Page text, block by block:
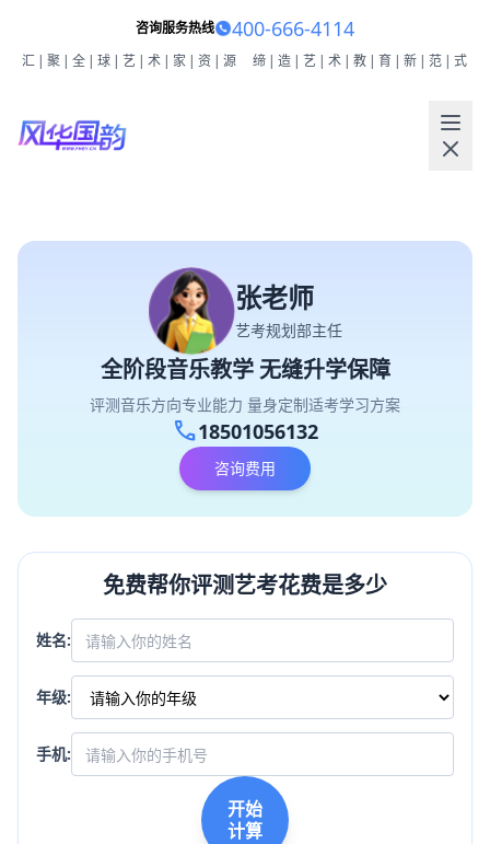
咨询服务热线 400-666-4114
汇|聚|全|球|艺|术|家|资|源 缔|造|艺|术|教|育|新|范|式
张老师
艺考规划部主任
全阶段音乐教学 无缝升学保障
评测音乐方向专业能力 量身定制适考学习方案
call18501056132
咨询费用
免费帮你评测艺考花费是多少
姓名:
年级:
手机:
开始
计算